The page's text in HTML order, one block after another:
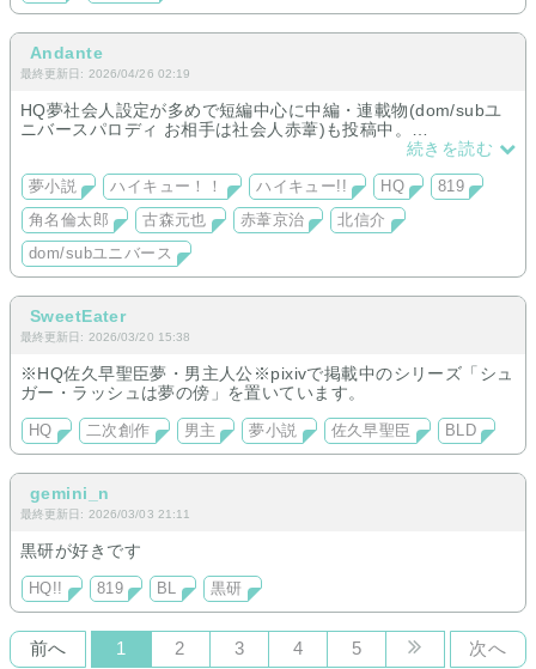
Andante
最終更新日: 2026/04/26 02:19
HQ夢社会人設定が多めで短編中心に中編・連載物(dom/subユ
ニバースパロディ お相手は社会人赤葦)も投稿中。
雰囲気は、大人向け/余韻重視/静かな関係/付き合う前が多いで
お相手は角名/古森/赤葦/北が中心です。
続きを読む
夢小説 ハイキュー！！ ハイキュー!! HQ
819
角名倫太郎
古森元也 赤葦京治
北信介
dom/subユニバース
SweetEater
最終更新日: 2026/03/20 15:38
※HQ佐久早聖臣夢・男主人公※pixivで掲載中のシリーズ「シュ
ガー・ラッシュは夢の傍」を置いています。
HQ 二次創作 男主 夢小説 佐久早聖臣 BLD
gemini_n
最終更新日: 2026/03/03 21:11
黒研が好きです
HQ!! 819 BL 黒研
前へ 1 2 3 4 5 次へ